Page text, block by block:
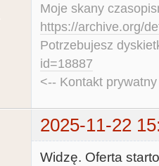
Moje skany
https://archive.org/
Potrzebujesz
id=18887
<-- Kontakt
2025-11-22
Widzę. Oferta